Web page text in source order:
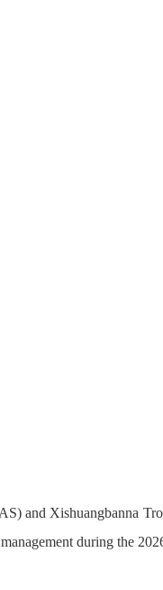
and Xishuangbanna
during the